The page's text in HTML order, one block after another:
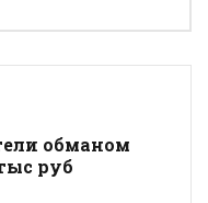
обманом
руб